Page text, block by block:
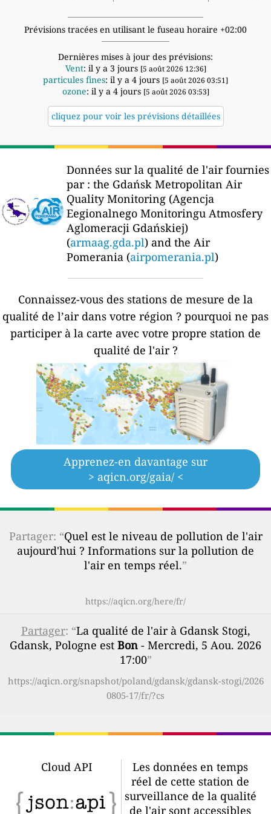
Prévisions tracées en utilisant le fuseau horaire +02:00
Dernières mises à jour des prévisions:
Vent: il y a 3 jours [5 août 2026 12:36]
particules fines: il y a 4 jours [5 août 2026 03:51]
ozone: il y a 4 jours [5 août 2026 03:53]
cliquez pour voir les prévisions détaillées
Données sur la qualité de l'air fournies
par : the Gdańsk Metropolitan Air
Quality Monitoring (Agencja
Eegionalnego Monitoringu Atmosfery
Aglomeracji Gdańskiej)
(armaag.gda.pl) and the Air
Pomerania (airpomerania.pl)
Connaissez-vous des stations de mesure de la
qualité de l’air dans votre région ? pourquoi ne pas
participer à la carte avec votre propre station de
qualité de l'air ?
Apprenez-en davantage sur
> aqicn.org/gaia/ <
Partager: “Quel est le niveau de pollution de l'air
aujourd'hui ? Informations sur la pollution de
l'air en temps réel.”
https://aqicn.org/here/fr/
Partager: “La qualité de l'air à Gdansk Stogi,
Gdansk, Pologne est Bon - Mercredi, 5 Aou. 2026
17:00”
https://aqicn.org/snapshot/poland/gdansk/gdansk-stogi/2026
0805-17/fr/?cs
Cloud API
Les données en temps
réel de cette station de
surveillance de la qualité
de l'air sont accessibles